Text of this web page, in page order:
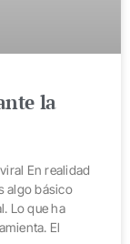
la
En realidad
algo básico
Lo que ha
El